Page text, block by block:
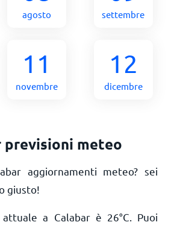
agosto settembre
11
novembre
12
dicembre
previsioni meteo
aggiornamenti meteo? sei
giusto!
a Calabar è 26°C . Puoi